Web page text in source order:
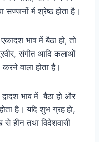
सज्जनों में श्रेष्ठ होता है।
भाव में बैठा हो, तो
संगीत आदि कलाओं
वाला होता है।
भाव में बैठा हो और
है। यदि शुभ ग्रह हो,
से हीन तथा विदेशवासी